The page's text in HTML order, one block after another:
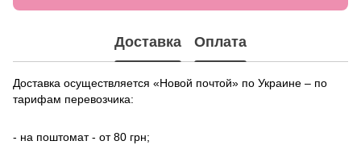
Доставка Оплата
Доставка осуществляется «Новой почтой» по Украине – по
тарифам перевозчика:
- на поштомат - от 80 грн;